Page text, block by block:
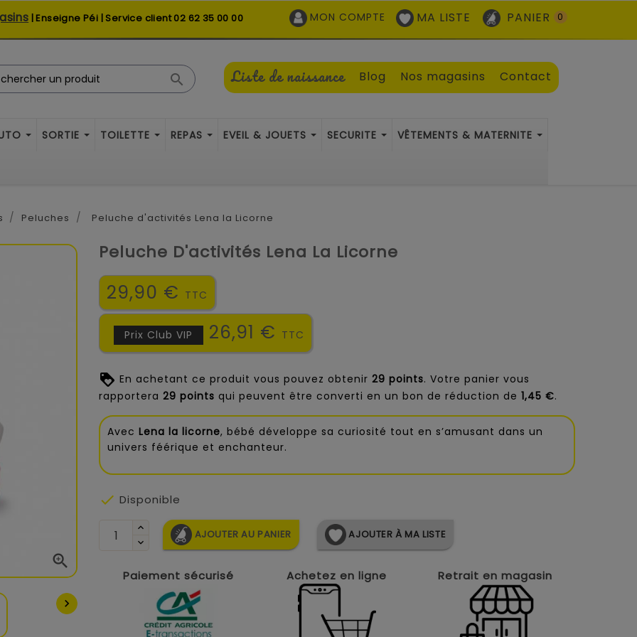
| Enseigne Péi | Service client02 62 35 00 00 MON COMPTE MA LISTE PANIER 0
Liste de naissance Blog Nos magasins Contact

SORTIE TOILETTE REPAS EVEIL & JOUETS SECURITE VÊTEMENTS & MATERNITE
Peluches Peluche d'activités Lena la Licorne


Peluche D'activités Lena La Licorne
29,90 € TTC
Prix Club VIP 26,91 € TTC
En achetant ce produit vous pouvez obtenir 29 points. Votre panier vous
rapportera 29 points qui peuvent être converti en un bon de réduction de 1,45 €.
Avec Lena la licorne, bébé développe sa curiosité tout en s’amusant dans un
univers féérique et enchanteur.
 Disponible
AJOUTER AU PANIER AJOUTER À MA LISTE
Paiement sécurisé Achetez en ligne Retrait en magasin